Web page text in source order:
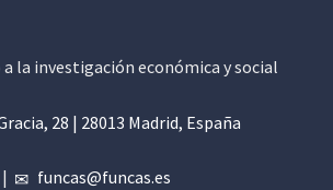
la investigación económica y social
28 | 28013 Madrid, España
| funcas@funcas.es